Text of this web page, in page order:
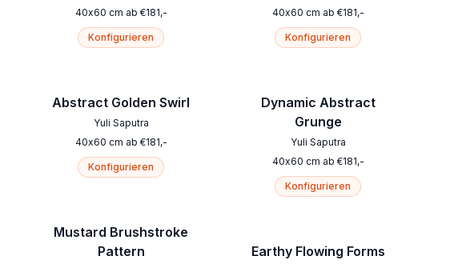
40x60 cm ab €181,-
Konfigurieren
Abstract Golden Swirl
Yuli Saputra
40x60 cm ab €181,-
Konfigurieren
Mustard Brushstroke
Pattern
40x60 cm ab €181,-
Konfigurieren
Dynamic Abstract
Grunge
Yuli Saputra
40x60 cm ab €181,-
Konfigurieren
Earthy Flowing Forms